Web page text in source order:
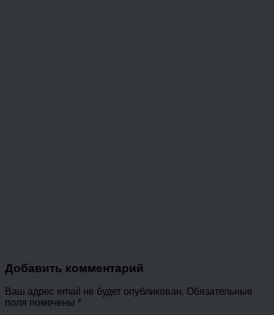
Добавить комментарий
Ваш адрес email не будет опубликован. Обязательные
поля помечены *